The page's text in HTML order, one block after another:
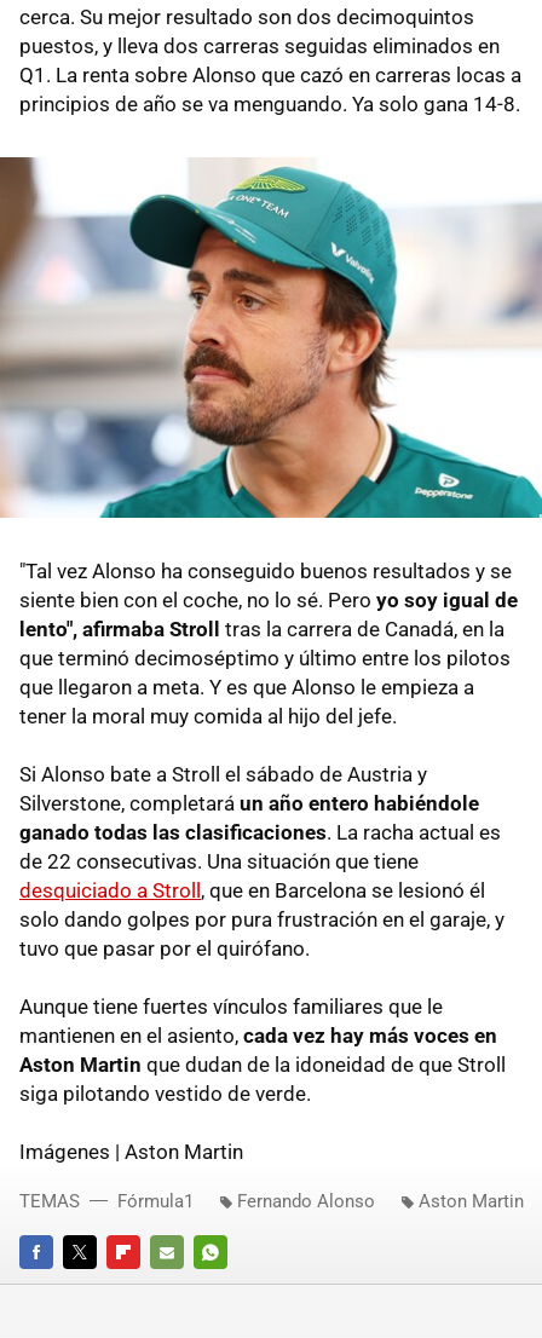
cerca. Su mejor resultado son dos decimoquintos
puestos, y lleva dos carreras seguidas eliminados en
Q1. La renta sobre Alonso que cazó en carreras locas a
principios de año se va menguando. Ya solo gana 14-8.
"Tal vez Alonso ha conseguido buenos resultados y se
siente bien con el coche, no lo sé. Pero yo soy igual de
lento", afirmaba Stroll
tras la carrera de Canadá, en la
que terminó decimoséptimo y último entre los pilotos
que llegaron a meta. Y es que Alonso le empieza a
tener la moral muy comida al hijo del jefe.
Si Alonso bate a Stroll el sábado de Austria y
Silverstone, completará un año entero habiéndole
ganado todas las clasificaciones. La racha actual es
de 22 consecutivas. Una situación que tiene
desquiciado a Stroll , que en Barcelona se lesionó él
solo dando golpes por pura frustración en el garaje, y
tuvo que pasar por el quirófano.
Aunque tiene fuertes vínculos familiares que le
mantienen en el asiento, cada vez hay más voces en
Aston Martin que dudan de la idoneidad de que Stroll
siga pilotando vestido de verde.
Imágenes | Aston Martin
FACEBOOKTWITTERFLIPBOARD
E-
WHATSAPP
TEMAS Fórmula1 Fernando Alonso Aston Martin